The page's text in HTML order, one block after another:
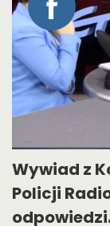
Wywiad z
Policji